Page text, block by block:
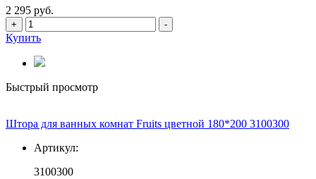
2 295 руб.
+ -
Купить
Быстрый просмотр
Штора для ванных комнат Fruits цветной 180*200 3100300
Артикул:
3100300